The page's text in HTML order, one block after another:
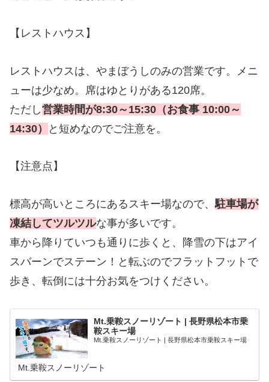
【レストハウス】
レストハウスは、やまぼうしのみの営業です。メニ
ューは少なめ。席はゆとりがある120席。
ただし営業時間が8:30～15:30（お食事 10:00～
14:30）
と短めなのでご注意を。
【注意点】
標高が高いところにあるスキー場なので、駐車場が
凍結してツルツルな事が多いです。
車から降りていつも通りに歩くと、降雪の下はアイ
スバーンでステーン！と転ぶのでフラットフットで
歩き、転倒には十分お気をつけください。
Mt.乗鞍スノーリゾート | 長野県松本市乗
鞍スキー場
Mt.乗鞍スノーリゾート | 長野県松本市乗鞍スキー場
Mt.乗鞍スノーリゾート